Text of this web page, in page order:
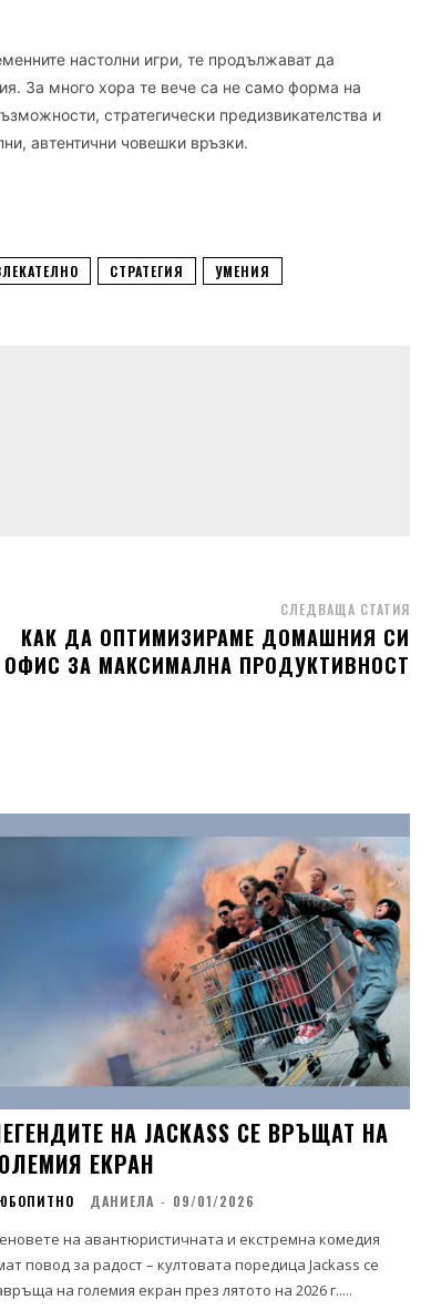
настолни игри, те продължават да
За много хора те вече са не само форма на
стратегически предизвикателства и
автентични човешки връзки.
СТРАТЕГИЯ УМЕНИЯ
СЛЕДВАЩА СТАТИЯ
КАК ДА ОПТИМИЗИРАМЕ ДОМАШНИЯ СИ
ОФИС ЗА МАКСИМАЛНА ПРОДУКТИВНОСТ
НА JACKASS СЕ ВРЪЩАТ НА
ЕКРАН
ДАНИЕЛА - 09/01/2026
на авантюристичната и екстремна комедия
повод за радост – култовата поредица Jackass се
на големия екран през лятото на 2026 г.....